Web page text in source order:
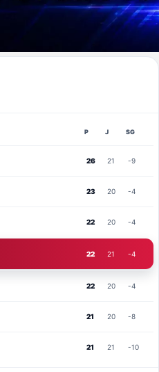
P J SG
26 21 -9
23 20 -4
22 20 -4
22 21 -4
22 20 -4
21 20 -8
21 21 -10